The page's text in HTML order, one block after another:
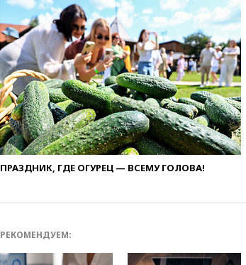
ПРАЗДНИК, ГДЕ ОГУРЕЦ — ВСЕМУ ГОЛОВА!
РЕКОМЕНДУЕМ: